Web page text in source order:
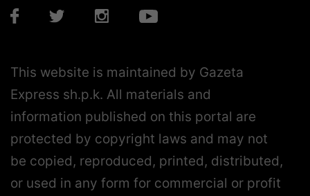
This website is maintained by Gazeta
Express sh.p.k. All materials and
information published on this portal are
protected by copyright laws and may not
be copied, reproduced, printed, distributed,
or used in any form for commercial or profit